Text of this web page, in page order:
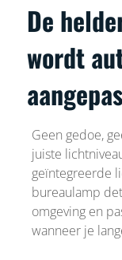
De
wordt
Geen gedoe,
juiste
geïntegreerde
bureaulamp
omgeving en
wanneer je